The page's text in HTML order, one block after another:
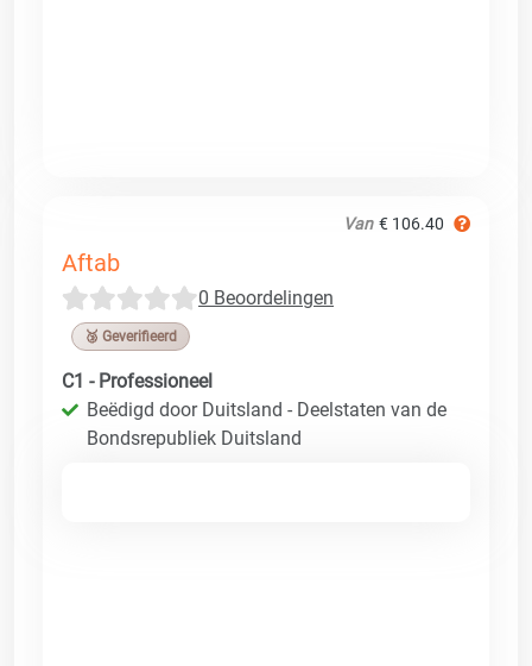
Van € 106.40
Aftab
0 Beoordelingen
🥉 Geverifieerd
C1 - Professioneel
Beëdigd door Duitsland - Deelstaten van de
Bondsrepubliek Duitsland